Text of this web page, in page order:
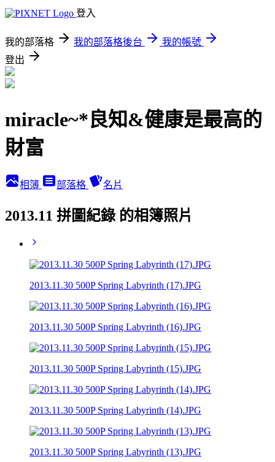
登入
我的部落格 我的部落格後台
我的帳號
登出
miracle~*良知&健康是最高的
財富
相簿 部落格 名片
2013.11 拼圖紀錄 的相簿照片
2013.11.30 500P Spring Labyrinth (17).JPG
2013.11.30 500P Spring Labyrinth (16).JPG
2013.11.30 500P Spring Labyrinth (15).JPG
2013.11.30 500P Spring Labyrinth (14).JPG
2013.11.30 500P Spring Labyrinth (13).JPG